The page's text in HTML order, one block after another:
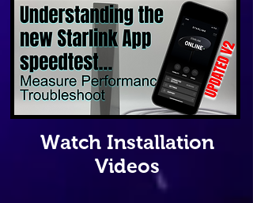
Watch Installation
Videos